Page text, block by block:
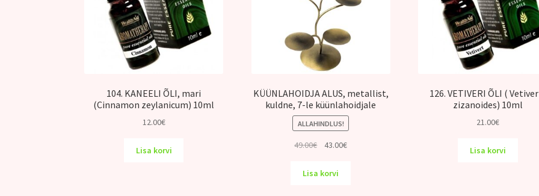
104. KANEELI ÕLI, mari
(Cinnamon zeylanicum) 10ml
12.00€
Lisa korvi
KÜÜNLAHOIDJA ALUS, metallist,
kuldne, 7-le küünlahoidjale
ALLAHINDLUS!
49.00€
Algne
oli:
43.00€Praegune
Lisa korvi
126. VETIVERI ÕLI (
zizanoides) 10ml
21.00€
Lisa korvi